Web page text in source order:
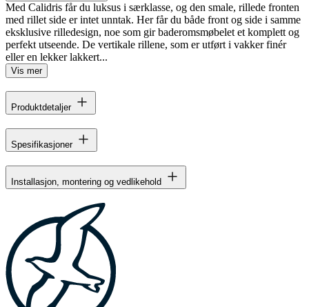
Med Calidris får du luksus i særklasse, og den smale, rillede fronten
med rillet side er intet unntak. Her får du både front og side i samme
eksklusive rilledesign, noe som gir baderomsmøbelet et komplett og
perfekt utseende. De vertikale rillene, som er utført i vakker finér
eller en lekker lakkert...
Vis mer
Produktdetaljer
Spesifikasjoner
Installasjon, montering og vedlikehold